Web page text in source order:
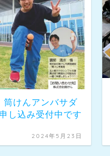
筒けんアンバサダ
し込み受付中です
2024年5月23日